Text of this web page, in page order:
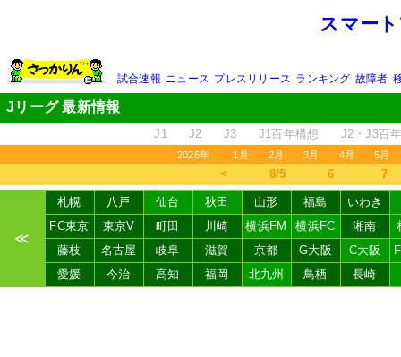
スマー
試合速報 ニュース プレスリリース ランキング 故障者
Jリーグ 最新情報
J1 J2 J3 J1百年構想 J2・J3百
2026年 1月 2月 3月 4月 5月
＜ 8/5 6 7
≪
札幌 八戸 仙台 秋田 山形 福島
いわき
FC東京
東京V 町田 川崎 横浜FM 横浜FC 湘南
藤枝
名古屋 岐阜 滋賀 京都 G大阪 C大阪
愛媛
今治 高知 福岡 北九州 鳥栖 長崎